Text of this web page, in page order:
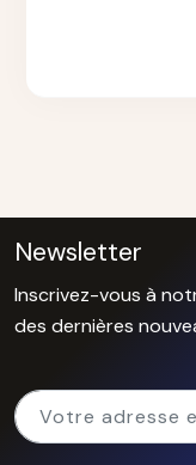
Newsletter
Inscrivez-vous à
des dernières